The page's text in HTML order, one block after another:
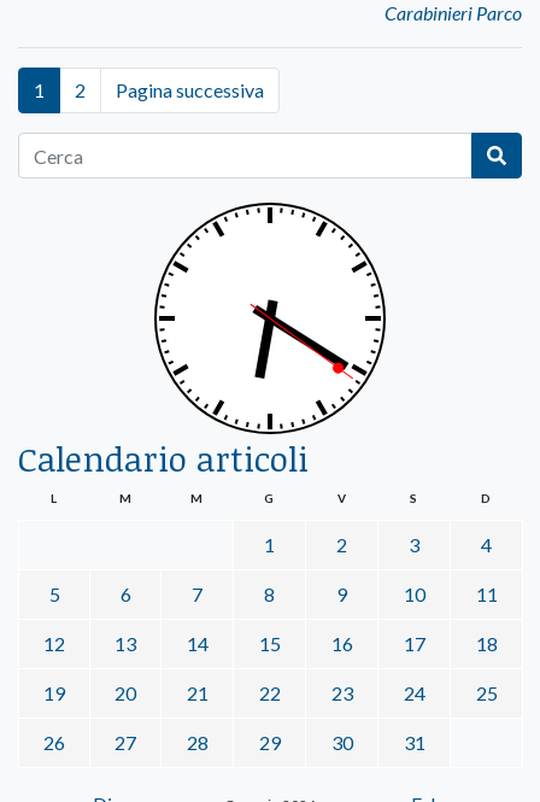
Carabinieri Parco
1 2 Pagina successiva
Calendario articoli
L M M G V S D
1 2 3 4
5 6 7 8 9 10 11
12 13 14 15 16 17 18
19 20 21 22 23 24 25
26 27 28 29 30 31